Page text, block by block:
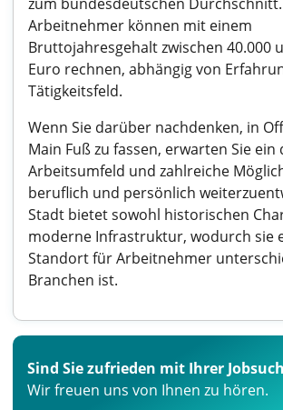
Arbeitnehmer können mit einem
Bruttojahresgehalt zwischen 40.000
Euro rechnen, abhängig von
Tätigkeitsfeld.
Wenn Sie darüber nachdenken, in
Main Fuß zu fassen, erwarten Sie ein
Arbeitsumfeld und zahlreiche
beruflich und persönlich
Stadt bietet sowohl historischen
moderne Infrastruktur, wodurch sie
Standort für Arbeitnehmer
Branchen ist.
Sind Sie zufrieden mit Ihrer
Wir freuen uns von Ihnen zu hören.